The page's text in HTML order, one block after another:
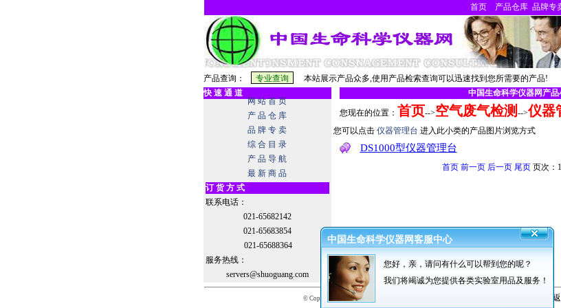
首页 产品仓库 品牌专
产品查询：
本站展示产品众多,使用产品检索查询可以迅速找到您所需要的产品!
快 速 通 道
网 站 首 页
产 品 仓 库
品 牌 专 卖
综 合 目 录
产 品 导 航
最 新 商 品
订 货 方 式
联系电话：
021-65682142
021-65683854
021-65688364
服务热线：
servers@shuoguang.com
中国生命科学仪器网产品
您现在的位置： 首页-->空气废气检测 -->仪器
您可以点击 仪器管理台 进入此小类的产品图片浏览方式
DS1000型仪器管理台
首页 前一页 后一页 尾页 页次：
© CopyRight 2001-2015, Inc. All Rights Reserved
中国生命科学仪器网客服中心
您好，亲，请问有什么可以帮到您的呢？
我们将竭诚为您提供各类实验室用品及服务！